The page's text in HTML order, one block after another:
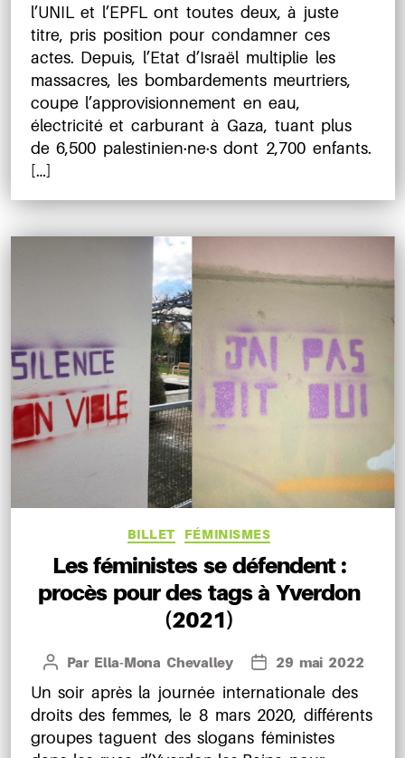
l’UNIL et l’EPFL ont toutes deux, à juste
titre, pris position pour condamner ces
actes. Depuis, l’Etat d’Israël multiplie les
massacres, les bombardements meurtriers,
coupe l’approvisionnement en eau,
électricité et carburant à Gaza, tuant plus
de 6,500 palestinien·ne·s dont 2,700 enfants.
[…]
Catégories
BILLET FÉMINISMES
Les féministes se défendent :
procès pour des tags à Yverdon
(2021)
Auteur
l’article
Par Ella-Mona Chevalley
Date
l’article
29 mai 2022
Un soir après la journée internationale des
droits des femmes, le 8 mars 2020, différents
groupes taguent des slogans féministes